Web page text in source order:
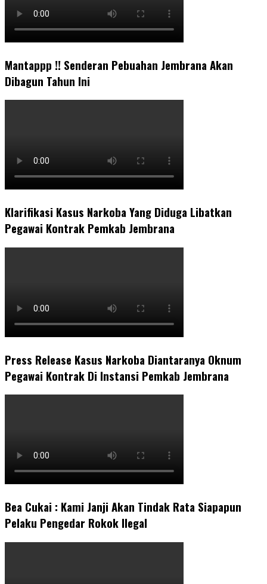
Mantappp !! Senderan Pebuahan Jembrana Akan
Dibagun Tahun Ini
Klarifikasi Kasus Narkoba Yang Diduga Libatkan
Pegawai Kontrak Pemkab Jembrana
Press Release Kasus Narkoba Diantaranya Oknum
Pegawai Kontrak Di Instansi Pemkab Jembrana
Bea Cukai : Kami Janji Akan Tindak Rata Siapapun
Pelaku Pengedar Rokok Ilegal